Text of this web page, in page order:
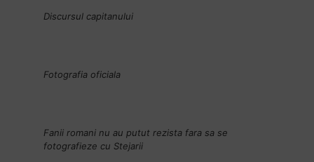
Discursul capitanului
Fotografia oficiala
Fanii romani nu au putut rezista fara sa se
fotografieze cu Stejarii